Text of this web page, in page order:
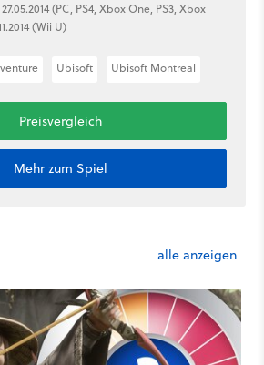
(PC, PS4, Xbox One, PS3, Xbox
(Wii U)
Ubisoft Ubisoft Montreal
Preisvergleich
Mehr zum Spiel
alle anzeigen